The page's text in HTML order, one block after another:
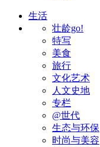
生活
壮龄go!
特写
美食
旅行
文化艺术
人文史地
专栏
@世代
生态与环保
时尚与美容